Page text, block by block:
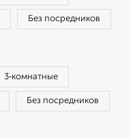
Без посредников
3‑комнатные
Без посредников